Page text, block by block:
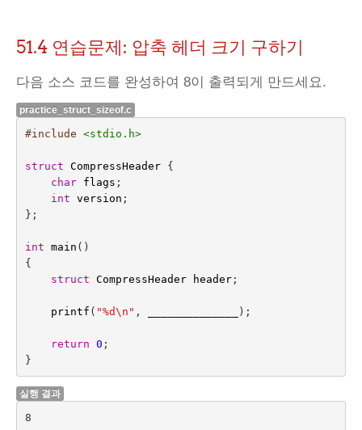
51.4 연습문제: 압축 헤더 크기 구하기
다음 소스 코드를 완성하여 8이 출력되게 만드세요.
practice_struct_sizeof.c
#include <stdio.h>
struct CompressHeader
{
char
flags ;
int version ;
};
int main ()
{
struct CompressHeader header;
printf ( "%d\n " , );
return 0 ;
}
실행 결과
8